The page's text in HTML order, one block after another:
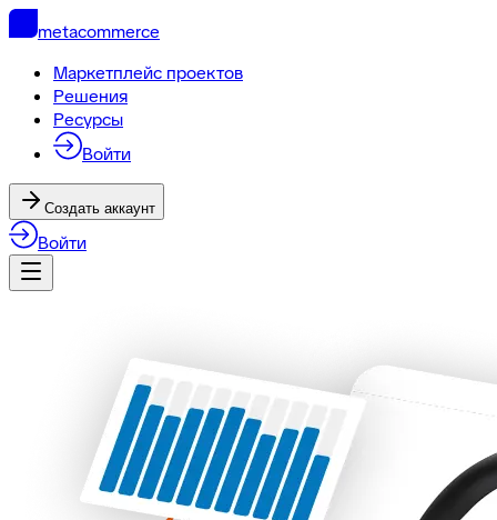
metacommerce
Маркетплейс проектов
Решения
Ресурсы
Войти
Создать аккаунт
Войти